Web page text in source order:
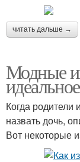
читать дальше →
Модные
Когда
назвать дочь,
Вот некоторые